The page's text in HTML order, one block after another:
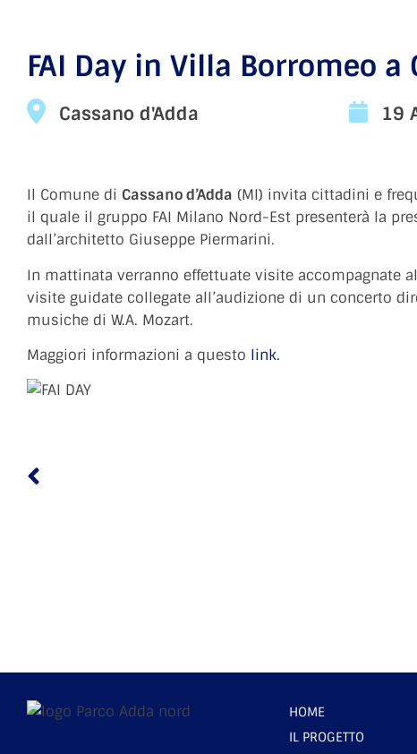
FAI Day in Villa Borromeo a
Cassano d'Adda 19
Il Comune di Cassano d’Adda (MI) invita cittadini e
il quale il gruppo FAI Milano Nord-Est presenterà la
dall’architetto Giuseppe Piermarini.
In mattinata verranno effettuate visite accompagnate
visite guidate collegate all’audizione di un concerto
musiche di W.A. Mozart.
Maggiori informazioni a questo link.
HOME
IL PROGETTO